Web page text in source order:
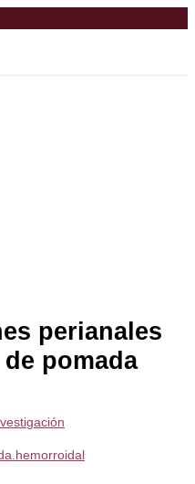
perianales
pomada